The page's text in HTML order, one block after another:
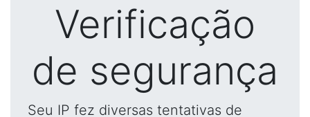
Verificação
de segurança
Seu IP fez diversas tentativas de